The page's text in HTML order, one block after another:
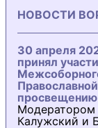
НОВОСТИ
30 апреля
принял
просвещению
Модератором
Калужский и